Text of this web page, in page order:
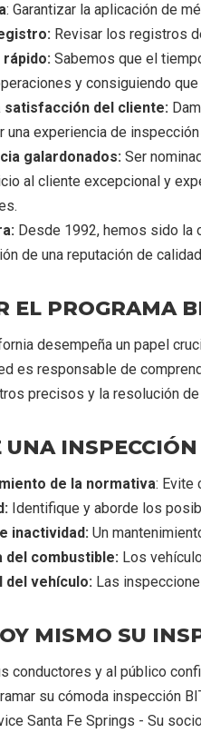
: Garantizar la aplicación de
Revisar los registros
Sabemos que el
y consiguiendo
satisfacción del cliente:
una experiencia de
galardonados: Ser
al cliente excepcional y
Desde 1992, hemos sido la
de una reputación de
EL PROGRAMA
desempeña un papel
es responsable de
precisos y la resolución
de la normativa: Evite
Identifique y aborde los
inactividad: Un
del combustible: Los
del vehículo: Las
MISMO SU
conductores y al público
su cómoda inspección
Santa Fe Springs - Su